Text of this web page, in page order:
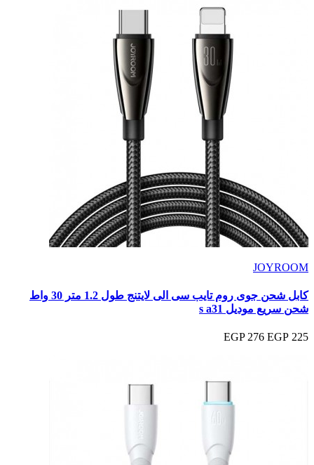
JOYROOM
كابل شحن جوى روم تايب سى الى لايتنج طول 1.2 متر 30 واط
شحن سريع موديل s a31
225 EGP
276 EGP